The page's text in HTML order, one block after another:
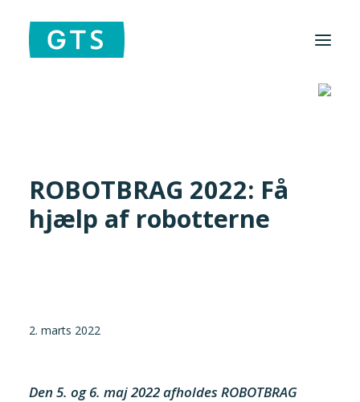
Aktuelt
Cases
Hjem/De syv GTS-Institutter
2022: Få hjælp af robotterne
ROBOTBRAG 2022: Få
hjælp af robotterne
2. marts 2022
Den 5. og 6. maj 2022 afholdes ROBOTBRAG